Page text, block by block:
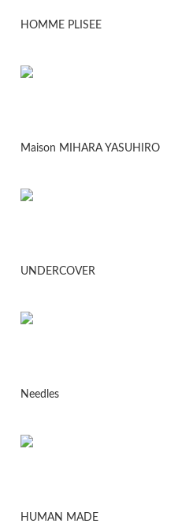
HOMME PLISEE
Maison MIHARA YASUHIRO
UNDERCOVER
Needles
HUMAN MADE